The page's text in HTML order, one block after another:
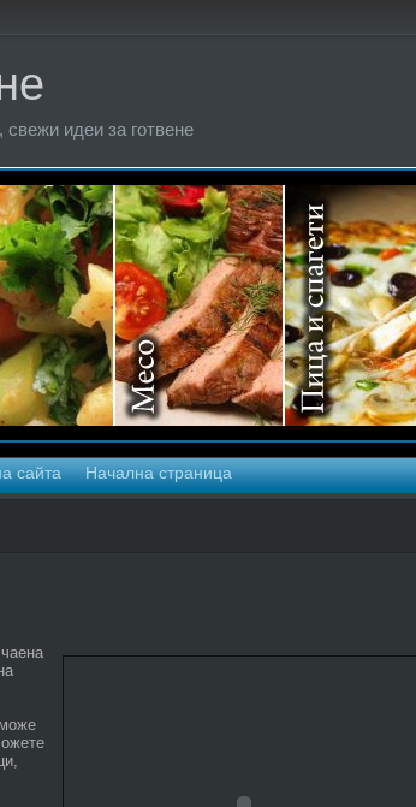
идеи за готвене
сайта Начална страница